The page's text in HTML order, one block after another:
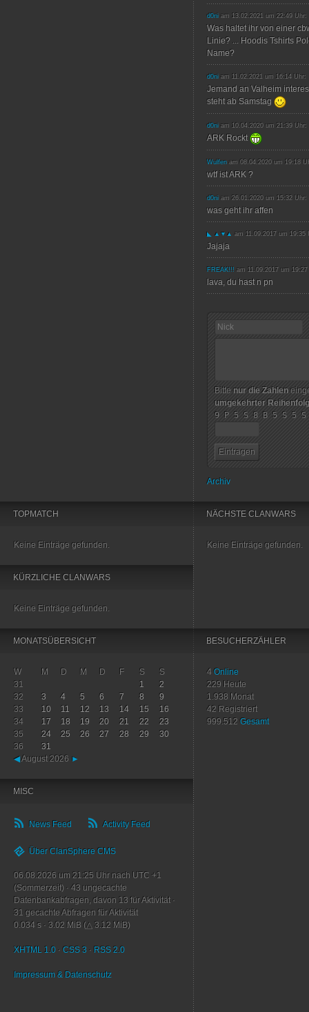
d0ni am 13.02.2021 um 22:49 Uhr:
Was haltet ihr von einer
Linie? ... Hoodis Tshirts
Name?
d0ni am 11.02.2021 um 16:14 Uhr:
Jemand an Valheim
steht ab Samstag
d0ni am 10.04.2020 um 21:39 Uhr:
ARK Rockt
Wulfen am 08.04.2020 um 19:18
wtf ist ARK ?
d0ni am 26.01.2020 um 15:32 Uhr:
was geht ihr affen
◣ ▲▼▲ am 11.09.2017 um 19:35
Jajaja
FREAK!!! am 11.09.2017 um
lava, du hast n pn
Bitte nur die Zahlen
umgekehrter
9 P 5 S 8 B 5 S 5 S
Archiv
TOPMATCH
Keine Einträge gefunden.
NÄCHSTE CLANWARS
Keine Einträge gefunden.
KÜRZLICHE CLANWARS
Keine Einträge gefunden.
MONATSÜBERSICHT
W M D M D F S
S
31
1
2
32
3 4 5 6 7 8
9
33
10 11 12 13 14 15
16
34
17 18 19 20 21 22
23
35
24 25 26 27 28 29
30
36
31
◀August 2026 ►
BESUCHERZÄHLER
4 Online
229 Heute
1.938 Monat
42 Registriert
999.512 Gesamt
MISC
News Feed Activity Feed
Über ClanSphere CMS
06.08.2026 um 21:25 Uhr nach UTC +1
(Sommerzeit) · 43 ungecachte
Datenbankabfragen, davon 13 für Aktivität ·
31 gecachte Abfragen für Aktivität
0.034 s · 3.02 MiB (△ 3.12 MiB)
XHTML 1.0 · CSS 3 · RSS 2.0
Impressum & Datenschutz